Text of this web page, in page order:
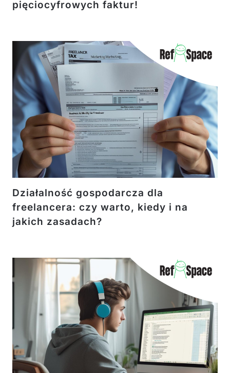
pięciocyfrowych faktur!
Działalność gospodarcza dla
freelancera: czy warto, kiedy i na
jakich zasadach?